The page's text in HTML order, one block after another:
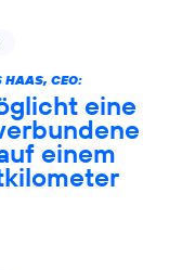
HAAS, CEO:
eine
einem